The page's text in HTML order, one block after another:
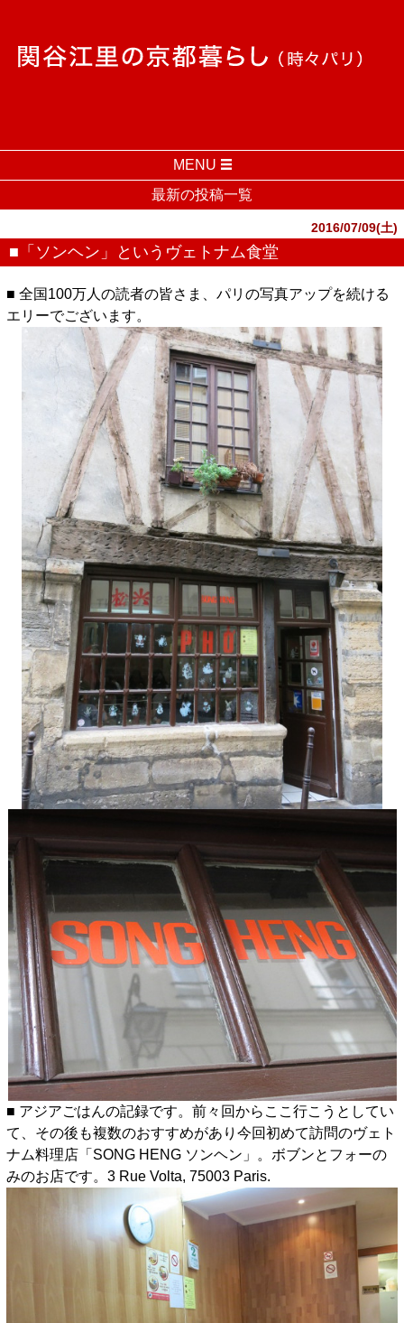
MENU
最新の投稿一覧
2016/07/09(土)
■「ソンヘン」というヴェトナム食堂
■ 全国100万人の読者の皆さま、パリの写真アップを続ける
エリーでございます。
■ アジアごはんの記録です。前々回からここ行こうとしてい
て、その後も複数のおすすめがあり今回初めて訪問のヴェト
ナム料理店「SONG HENG ソンヘン」。ボブンとフォーの
みのお店です。3 Rue Volta, 75003 Paris.